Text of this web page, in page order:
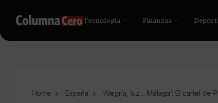
Tecnología Finanzas
Home España ‘Alegría, luz… Málaga’: El cartel de